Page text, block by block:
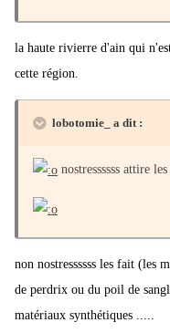
la haute rivierre d'ain qui
cette région.
lobotomie_ a dit :
nostressssss attire
non nostressssss les fait (les
de perdrix ou du poil de
matériaux synthétiques .....